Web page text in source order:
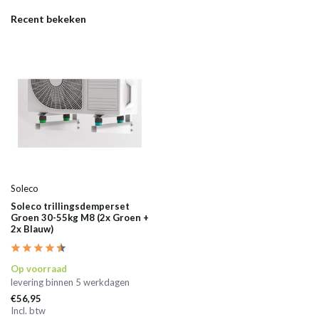
Recent bekeken
Soleco
Soleco trillingsdemperset
Groen 30-55kg M8 (2x Groen +
2x Blauw)
Op voorraad
levering binnen 5 werkdagen
€56,95
Incl. btw